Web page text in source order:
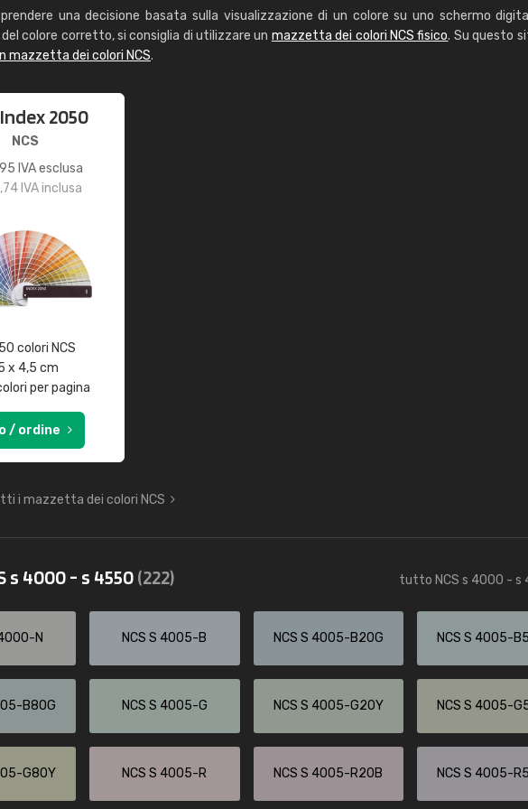
una decisione basata sulla visualizzazione di un colore su uno schermo
colore corretto, si consiglia di utilizzare un mazzetta dei colori NCS fisico. Su questo
mazzetta dei colori NCS.
2050
NCS
IVA esclusa
IVA inclusa
colori NCS
x 4,5 cm
per pagina
/ ordine
i mazzetta dei colori NCS
s 4000 - s 4550(222) tutto NCS s 4000 - s
N NCS S 4005-B NCS S 4005-B20G NCS S 4005-
B80G NCS S 4005-G NCS S 4005-G20Y NCS S 4005-
G80Y NCS S 4005-R NCS S 4005-R20B NCS S 4005-